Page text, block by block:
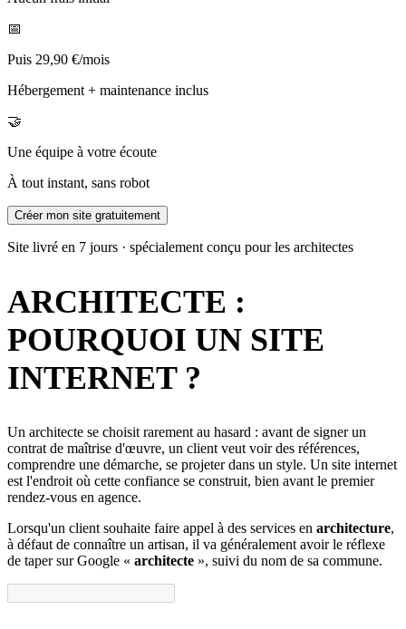
📅
Puis 29,90 €/mois
Hébergement + maintenance inclus
🤝
Une équipe à votre écoute
À tout instant, sans robot
Créer mon site gratuitement
Site livré en 7 jours · spécialement conçu pour les architectes
ARCHITECTE :
POURQUOI UN SITE
INTERNET ?
Un architecte se choisit rarement au hasard : avant de signer un
contrat de maîtrise d'œuvre, un client veut voir des références,
comprendre une démarche, se projeter dans un style. Un site internet
est l'endroit où cette confiance se construit, bien avant le premier
rendez-vous en agence.
Lorsqu'un client souhaite faire appel à des services en architecture,
à défaut de connaître un artisan, il va généralement avoir le réflexe
de taper sur Google « architecte », suivi du nom de sa commune.